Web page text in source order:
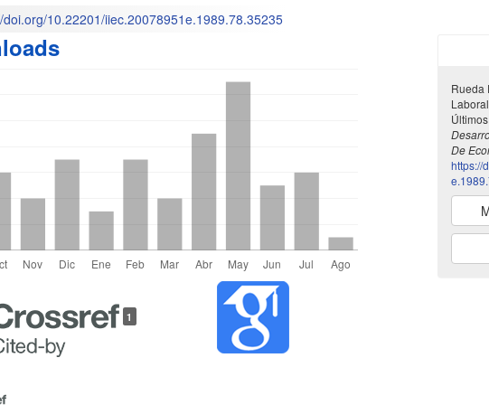
doi.org/10.22201/iiec.20078951e.1989.78.35235
1
Rueda
De
https://